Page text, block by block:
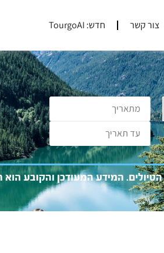
צור קשר חדש: TourgoAI
הטיולים. המידע המעודכן והקובעהוא